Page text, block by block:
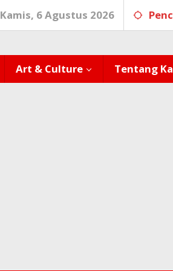
Kamis, 6 Agustus 2026
Art & Culture Tentang